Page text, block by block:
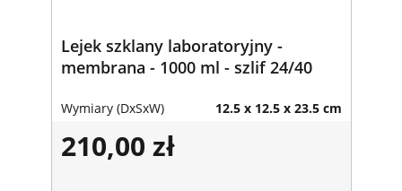
Lejek szklany laboratoryjny -
membrana - 1000 ml - szlif 24/40
Wymiary (DxSxW) 12.5 x 12.5 x 23.5 cm
210,00 zł